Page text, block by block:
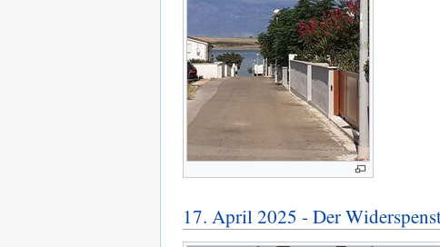
17. April 2025 - Der